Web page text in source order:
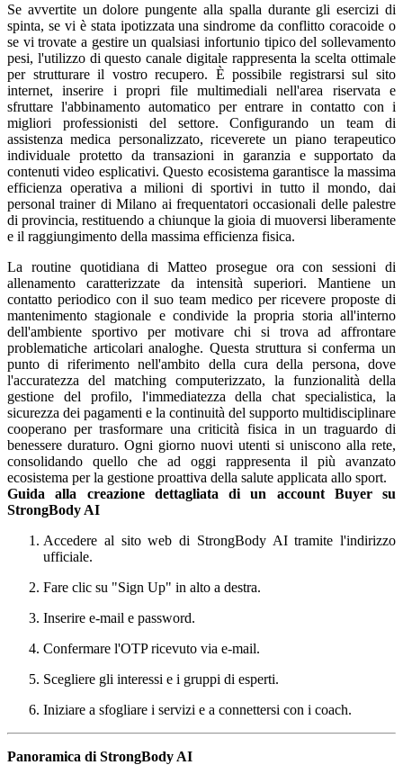
Se avvertite un dolore pungente alla spalla durante gli esercizi di
spinta, se vi è stata ipotizzata una sindrome da conflitto coracoide o
se vi trovate a gestire un qualsiasi infortunio tipico del sollevamento
pesi, l'utilizzo di questo canale digitale rappresenta la scelta ottimale
per strutturare il vostro recupero. È possibile registrarsi sul sito
internet, inserire i propri file multimediali nell'area riservata e
sfruttare l'abbinamento automatico per entrare in contatto con i
migliori professionisti del settore. Configurando un team di
assistenza medica personalizzato, riceverete un piano terapeutico
individuale protetto da transazioni in garanzia e supportato da
contenuti video esplicativi. Questo ecosistema garantisce la massima
efficienza operativa a milioni di sportivi in tutto il mondo, dai
personal trainer di Milano ai frequentatori occasionali delle palestre
di provincia, restituendo a chiunque la gioia di muoversi liberamente
e il raggiungimento della massima efficienza fisica.
La routine quotidiana di Matteo prosegue ora con sessioni di
allenamento caratterizzate da intensità superiori. Mantiene un
contatto periodico con il suo team medico per ricevere proposte di
mantenimento stagionale e condivide la propria storia all'interno
dell'ambiente sportivo per motivare chi si trova ad affrontare
problematiche articolari analoghe. Questa struttura si conferma un
punto di riferimento nell'ambito della cura della persona, dove
l'accuratezza del matching computerizzato, la funzionalità della
gestione del profilo, l'immediatezza della chat specialistica, la
sicurezza dei pagamenti e la continuità del supporto multidisciplinare
cooperano per trasformare una criticità fisica in un traguardo di
benessere duraturo. Ogni giorno nuovi utenti si uniscono alla rete,
consolidando quello che ad oggi rappresenta il più avanzato
ecosistema per la gestione proattiva della salute applicata allo sport.
Guida alla creazione dettagliata di un account Buyer su
StrongBody AI
Accedere al sito web di StrongBody AI tramite l'indirizzo
ufficiale.
Fare clic su "Sign Up" in alto a destra.
Inserire e-mail e password.
Confermare l'OTP ricevuto via e-mail.
Scegliere gli interessi e i gruppi di esperti.
Iniziare a sfogliare i servizi e a connettersi con i coach.
Panoramica di StrongBody AI